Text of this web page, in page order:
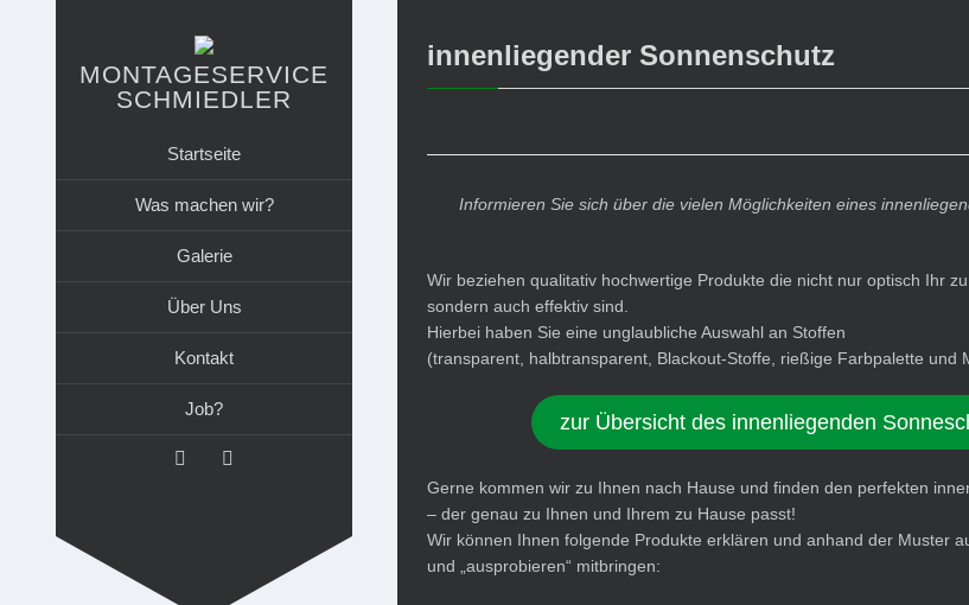
MONTAGESERVICE
SCHMIEDLER
Startseite
Was machen wir?
Galerie
Über Uns
Kontakt
Job?
innenliegender Sonnenschutz
Informieren Sie sich über die vielen Möglichkeiten eines
Wir beziehen qualitativ hochwertige Produkte die nicht nur optisch Ihr
sondern auch effektiv sind.
Hierbei haben Sie eine unglaubliche Auswahl an Stoffen
(transparent, halbtransparent, Blackout-Stoffe, rießige Farbpalette und
zur Übersicht des innenliegenden
Gerne kommen wir zu Ihnen nach Hause und finden den perfekten
– der genau zu Ihnen und Ihrem zu Hause passt!
Wir können Ihnen folgende Produkte erklären und anhand der Muster
und „ausprobieren“ mitbringen: